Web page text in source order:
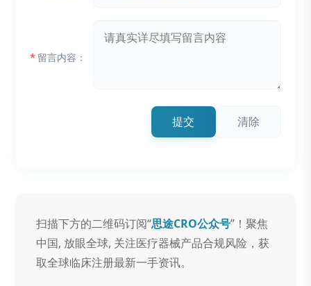
* 留言内容：
提交 清除
扫描下方的二维码订阅“思途CRO公众号”！聚焦
中国, 放眼全球, 关注医疗器械产品合规风险，获
取全球临床注册最新一手资讯。